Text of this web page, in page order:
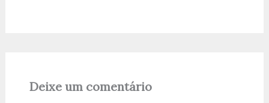
Deixe um comentário